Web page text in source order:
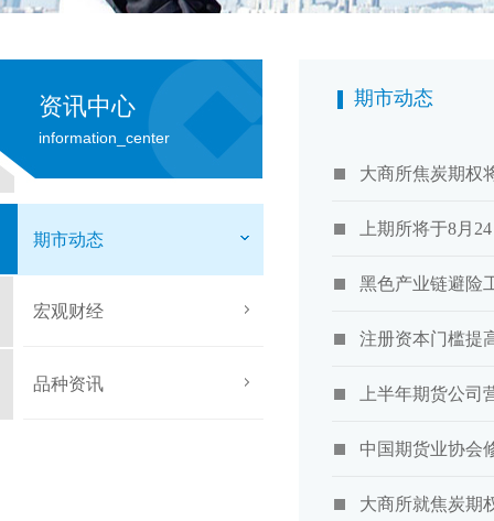
资讯中心
information_center
期市动态
宏观财经
品种资讯
期市动态
大商所焦炭期权
上期所将于8月
黑色产业链避险
注册资本门槛提
上半年期货公司
中国期货业协会
大商所就焦炭期